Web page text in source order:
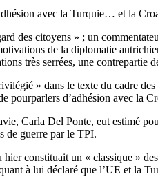
avec la Turquie… et la
des citoyens » ; un
de la diplomatie
très serrées, une contrepartie
» dans le texte du cadre
pourparlers d’adhésion avec la
Carla Del Ponte, eut estimé
de guerre par le TPI.
constituait un « classique »
à lui déclaré que l’UE et la